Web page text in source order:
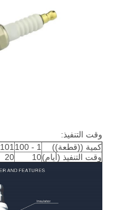
وقت التنفيذ:
كمية ((قطعة))
1 - 100
101 - 1000
وقت التنفيذ (أيام)10
20